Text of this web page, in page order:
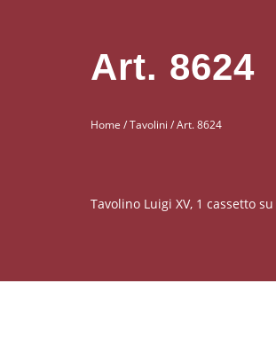
Art. 8624
Home /Tavolini / Art. 8624
Tavolino Luigi XV, 1 cassetto